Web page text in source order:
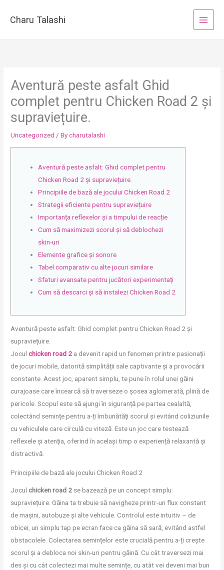
Charu Talashi
Aventură peste asfalt Ghid
complet pentru Chicken Road 2 și
supraviețuire.
Uncategorized / Bycharutalashi
Aventură peste asfalt: Ghid complet pentru
Chicken Road 2 și supraviețuire.
Principiile de bază ale jocului Chicken Road 2
Strategii eficiente pentru supraviețuire
Importanța reflexelor și a timpului de reacție
Cum să maximizezi scorul și să deblochezi
skin-uri
Elemente grafice și sonore
Tabel comparativ cu alte jocuri similare
Sfaturi avansate pentru jucători experimentați
Cum să descarci și să instalezi Chicken Road 2
Aventură peste asfalt: Ghid complet pentru Chicken Road 2 și
supraviețuire.
Joculchicken road 2 a devenit rapid un fenomen printre pasionații
de jocuri mobile, datorită simplității sale captivante și a provocării
constante. Acest joc, aparent simplu, te pune în rolul unei găini
curajoase care încearcă să traverseze o șosea aglomerată, plină de
pericole. Scopul este să ajungi în siguranță pe partea cealaltă,
colectând semințe pentru a-ți îmbunătăți scorul și evitând coliziunile
cu vehiculele care circulă cu viteză. Este un joc care testează
reflexele și atenția, oferind în același timp o experiență relaxantă și
distractivă.
Principiile de bază ale jocului Chicken Road 2
Jocul chicken road 2 se bazează pe un concept simplu:
supraviețuire. Găina ta trebuie să navigheze printr-un flux constant
de mașini, autobuze și alte vehicule. Controlul este intuitiv – de
obicei, un simplu tap pe ecran face ca găina să sară, evitând astfel
obstacolele. Colectarea semințelor este crucială pentru a-ți crește
scorul și a debloca noi skin-uri pentru găină. Cu cât traversezi mai
des și cu cât colectezi mai multe semințe, cu atât vei deveni mai bun